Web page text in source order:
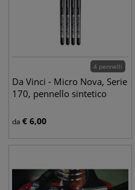
4 pennelli
Da Vinci - Micro Nova, Serie
170, pennello sintetico
da € 6,00